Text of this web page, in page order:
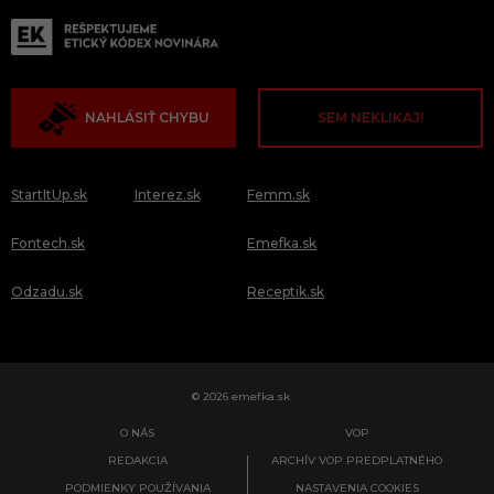
NAHLÁSIŤ CHYBU SEM NEKLIKAJ!
StartItUp.sk
Fontech.sk
Odzadu.sk
Interez.sk Femm.sk
Emefka.sk
Receptik.sk
© 2026 emefka.sk
O NÁS
REDAKCIA
PODMIENKY POUŽÍVANIA
VOP
ARCHÍV VOP PREDPLATNÉHO
NASTAVENIA COOKIES